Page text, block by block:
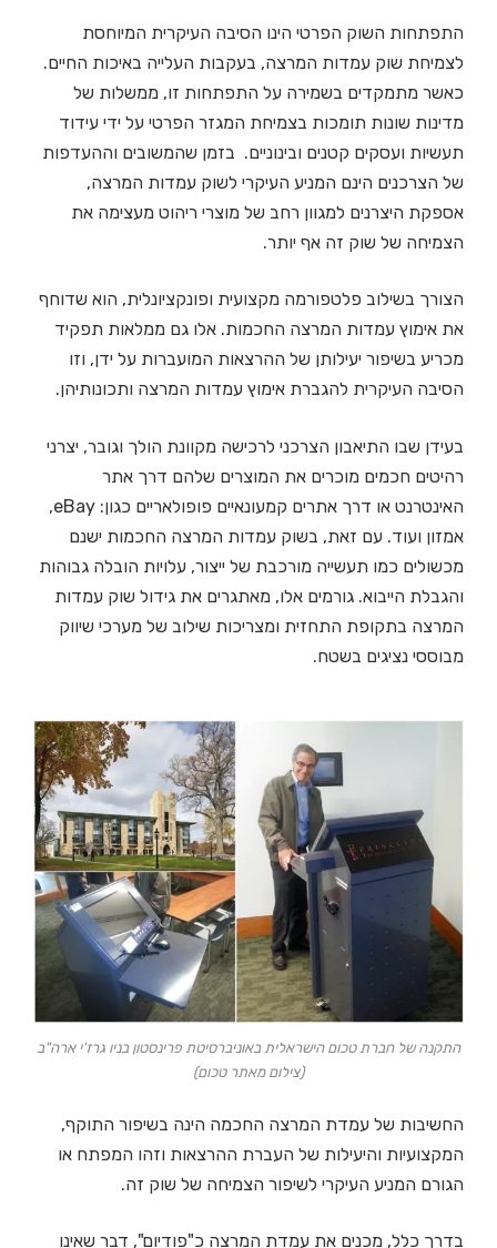
התפתחות השוק הפרטי הינו הסיבה העיקרית המיוחסת
לצמיחת שוק עמדות המרצה, בעקבות העלייה באיכות החיים.
כאשר מתמקדים בשמירה על התפתחות זו, ממשלות של
מדינות שונות תומכות בצמיחת המגזר הפרטי על ידי עידוד
תעשיות ועסקים קטנים ובינוניים. בזמן שהמשובים וההעדפות
של הצרכנים הינם המניע העיקרי לשוק עמדות המרצה,
אספקת היצרנים למגוון רחב של מוצרי ריהוט מעצימה את
הצמיחה של שוק זה אף יותר.
הצורך בשילוב פלטפורמה מקצועית ופונקציונלית, הוא שדוחף
את אימוץ עמדות המרצה החכמות. אלו גם ממלאות תפקיד
מכריע בשיפור יעילותן של ההרצאות המועברות על ידן, וזו
הסיבה העיקרית להגברת אימוץ עמדות המרצה ותכונותיהן.
בעידן שבו התיאבון הצרכני לרכישה מקוונת הולך וגובר, יצרני
רהיטים חכמים מוכרים את המוצרים שלהם דרך אתר
האינטרנט או דרך אתרים קמעונאיים פופולאריים כגון: eBay,
אמזון ועוד. עם זאת, בשוק עמדות המרצה החכמות ישנם
מכשולים כמו תעשייה מורכבת של ייצור, עלויות הובלה גבוהות
והגבלת הייבוא. גורמים אלו, מאתגרים את גידול שוק עמדות
המרצה בתקופת התחזית ומצריכות שילוב של מערכי שיווק
מבוססי נציגים בשטח.
התקנה של חברת טכום הישראלית באוניברסיטת פרינסטון בניו גרז'י ארה"ב
(צילום מאתר טכום)
החשיבות של עמדת המרצה החכמה הינה בשיפור התוקף,
המקצועיות והיעילות של העברת ההרצאות וזהו המפתח או
הגורם המניע העיקרי לשיפור הצמיחה של שוק זה.
בדרך כלל, מכנים את עמדת המרצה כ"פודיום", דבר שאינו